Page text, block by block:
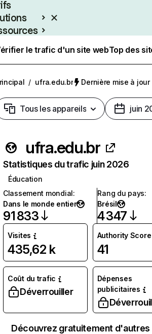
le trafic d'un site webTop des
/ ufra.edu.br Dernière mise à
Tous les appareils juin
ufra.edu.br
Statistiques du trafic juin 2026
Éducation
Classement mondial:
Dans le monde entier
91 833
Rang du pays:
Brésil
4 347
Visites
435,62 k
Authority Score
41
Coût du trafic
Déverrouiller
Dépenses
publicitaires
Découvrez gratuitement d'autres